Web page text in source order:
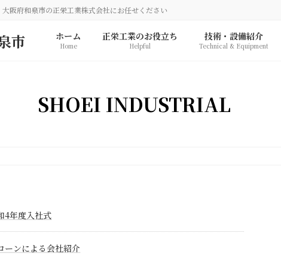
阪府和泉市の正栄工業株式会社にお任せください
ホーム
Home
正栄工業のお役立ち
Helpful
技術・設備紹介
Technical & Equipment
SHOEI INDUSTRIAL
4年度入社式
ーンによる会社紹介